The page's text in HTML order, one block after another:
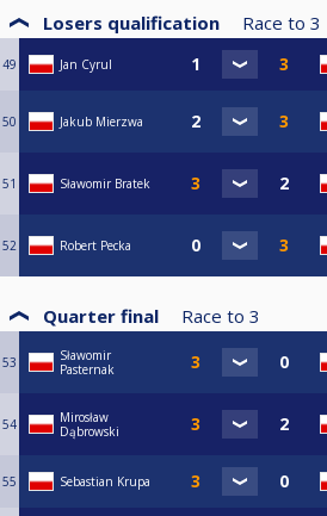
Losers qualification Race to 3
49 Jan Cyrul
50 Jakub Mierzwa
51 Sławomir Bratek
52 Robert Pecka
Quarter final Race to 3
53
Sławomir
Pasternak
54
Mirosław
Dąbrowski
55 Sebastian Krupa